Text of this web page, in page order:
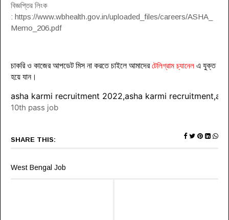
বিজ্ঞপ্তির লিংক
: https://www.wbhealth.gov.in/uploaded_files/careers/ASHA_
Memo_206.pdf
চাকরি ও কাজের আপডেট মিস না করতে চাইলে আমাদেরটেলিগ্রাম চ্যানেল এ যুক্ত
হয়ে যান।
asha karmi recruitment 2022,asha karmi
10th pass job
SHARE THIS:
West Bengal Job